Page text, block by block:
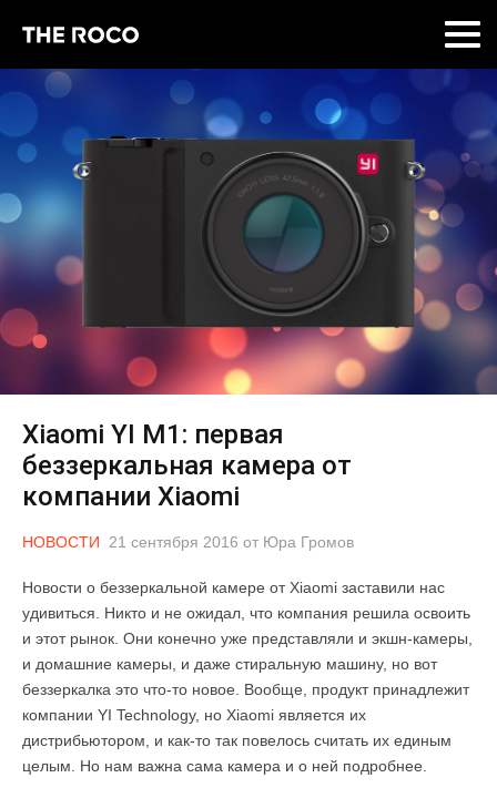
Xiaomi YI M1: первая
беззеркальная камера от
компании Xiaomi
НОВОСТИ 21 сентября 2016 от Юра Громов
Новости о беззеркальной камере от Xiaomi заставили нас
удивиться. Никто и не ожидал, что компания решила освоить
и этот рынок. Они конечно уже представляли и экшн-камеры,
и домашние камеры, и даже стиральную машину, но вот
беззеркалка это что-то новое. Вообще, продукт принадлежит
компании YI Technology, но Xiaomi является их
дистрибьютором, и как-то так повелось считать их единым
целым. Но нам важна сама камера и о ней подробнее.